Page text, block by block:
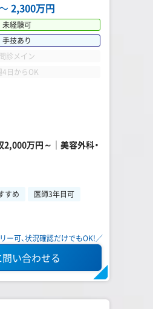
2,300万円
未経験可
手技あり
問診メイン
4日からOK
2,000万円～｜美容外科・
すめ
医師3年目可
ー可、状況確認だけでもOK!／
い合わせる